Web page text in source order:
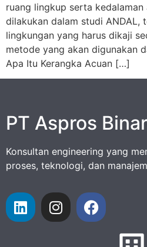
ruang lingkup serta kedalaman
dilakukan dalam studi ANDAL,
lingkungan yang harus dikaji
metode yang akan digunakan
Apa Itu Kerangka Acuan […]
PT Aspros
Konsultan engineering yang
proses, teknologi, dan